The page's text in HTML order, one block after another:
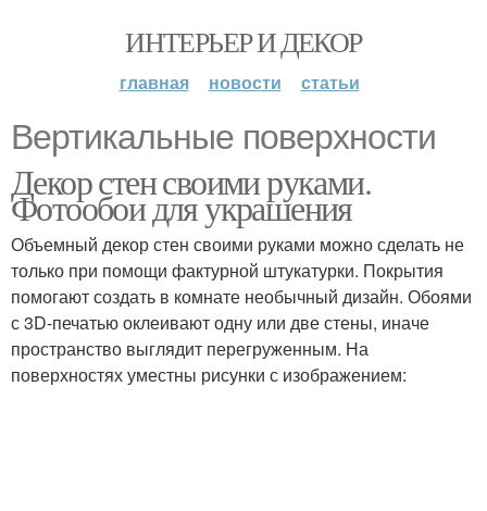
ИНТЕРЬЕР И ДЕКОР
главная новости статьи
Вертикальные поверхности
Декор стен своими руками.
Фотообои для украшения
Объемный декор стен своими руками можно сделать не
только при помощи фактурной штукатурки. Покрытия
помогают создать в комнате необычный дизайн. Обоями
с 3D-печатью оклеивают одну или две стены, иначе
пространство выглядит перегруженным. На
поверхностях уместны рисунки с изображением: